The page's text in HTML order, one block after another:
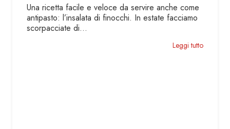
servire anche come
In estate facciamo
Facile, veloce, dalle infinite
unico capace di soddisfare